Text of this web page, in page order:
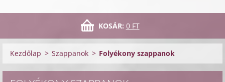
KOSÁR: 0 FT
Kezdőlap > Szappanok > Folyékony szappanok